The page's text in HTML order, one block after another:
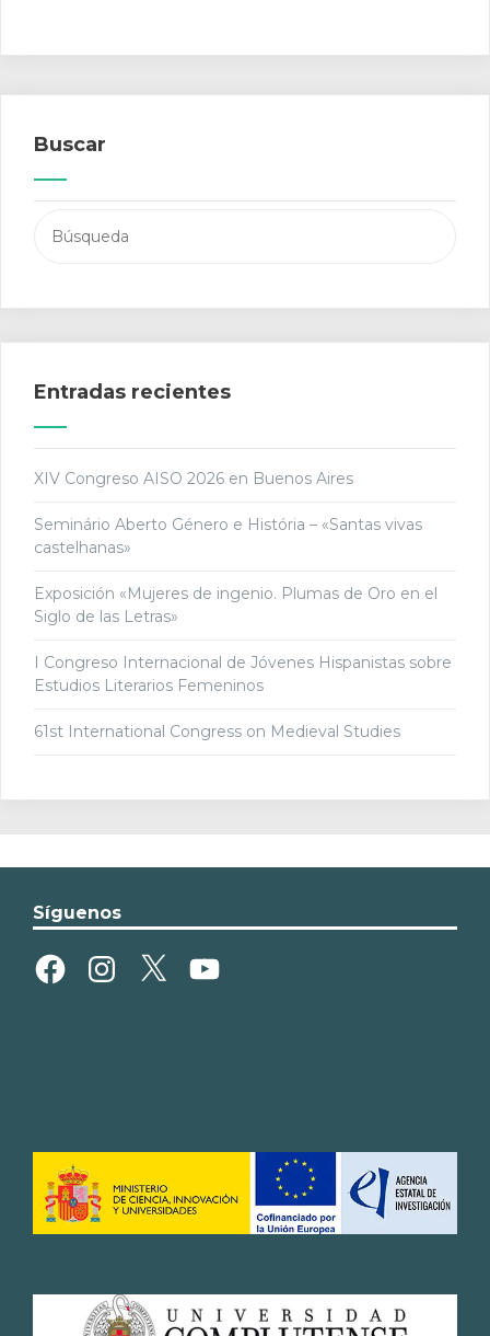
Buscar
Entradas recientes
XIV Congreso AISO 2026 en Buenos Aires
Seminário Aberto Género e História – «Santas vivas
castelhanas»
Exposición «Mujeres de ingenio. Plumas de Oro en el
Siglo de las Letras»
I Congreso Internacional de Jóvenes Hispanistas sobre
Estudios Literarios Femeninos
61st International Congress on Medieval Studies
Síguenos
FacebookInstagram
X YouTube